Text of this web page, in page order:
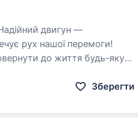
рух нашої перемоги!
до життя будь-яку
Зберегти